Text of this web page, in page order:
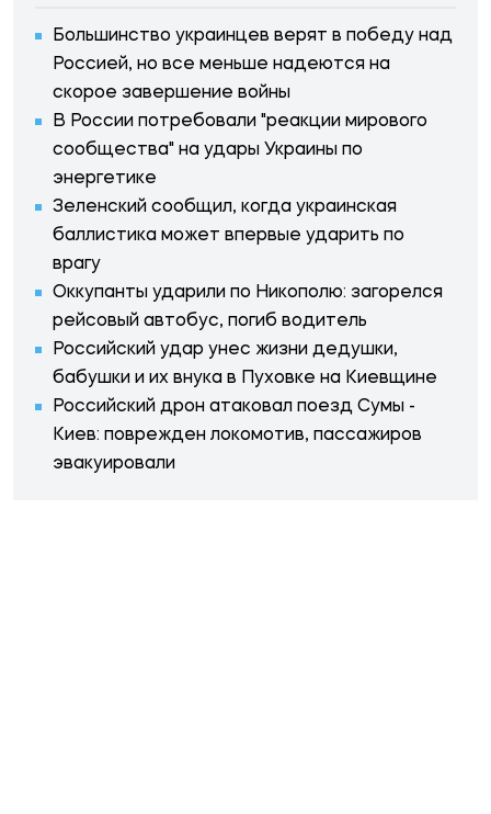
Большинство украинцев верят в победу над
Россией, но все меньше надеются на
скорое завершение войны
В России потребовали "реакции мирового
сообщества" на удары Украины по
энергетике
Зеленский сообщил, когда украинская
баллистика может впервые ударить по
врагу
Оккупанты ударили по Никополю: загорелся
рейсовый автобус, погиб водитель
Российский удар унес жизни дедушки,
бабушки и их внука в Пуховке на Киевщине
Российский дрон атаковал поезд Сумы -
Киев: поврежден локомотив, пассажиров
эвакуировали